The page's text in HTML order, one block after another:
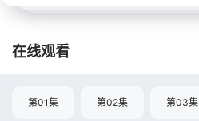
在线观看
第01集 第02集 第03集